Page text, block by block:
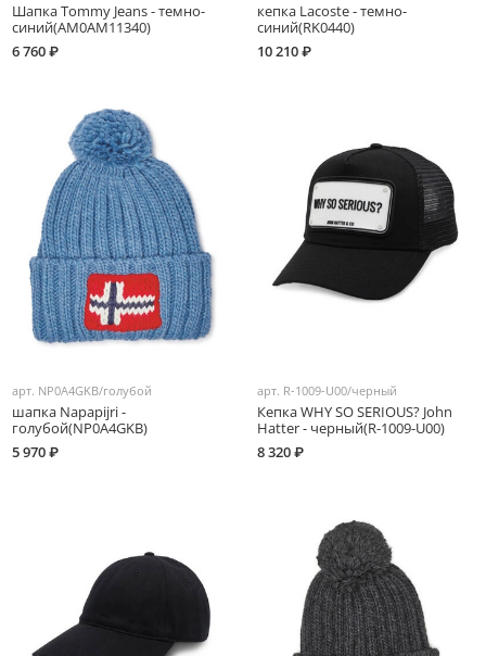
Шапка Tommy Jeans - темно-
синий(AM0AM11340)
6 760 ₽
кепка Lacoste - темно-
синий(RK0440)
10 210 ₽
арт. NP0A4GKB/голубой
шапка Napapijri -
голубой(NP0A4GKB)
5 970 ₽
арт. R-1009-U00/черный
Кепка WHY SO SERIOUS? John
Hatter - черный(R-1009-U00)
8 320 ₽